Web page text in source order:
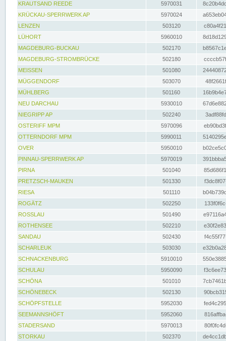
KRAUTSAND REEDE
5970031
KRÜCKAU-SPERRWERK AP
5970024
LENZEN
503120
LÜHORT
5960010
MAGDEBURG-BUCKAU
502170
MAGDEBURG-STROMBRÜCKE
502180
MEISSEN
501080
MÜGGENDORF
503070
MÜHLBERG
501160
NEU DARCHAU
5930010
NIEGRIPP AP
502240
OSTERIFF MPM
5970096
OTTERNDORF MPM
5990011
OVER
5950010
PINNAU-SPERRWERK AP
5970019
PIRNA
501040
PRETZSCH-MAUKEN
501330
RIESA
501110
ROGÄTZ
502250
ROSSLAU
501490
ROTHENSEE
502210
SANDAU
502430
SCHARLEUK
503030
SCHNACKENBURG
5910010
SCHULAU
5950090
SCHÖNA
501010
SCHÖNEBECK
502130
SCHÖPFSTELLE
5952030
SEEMANNSHÖFT
5952060
STADERSAND
5970013
STORKAU
502370